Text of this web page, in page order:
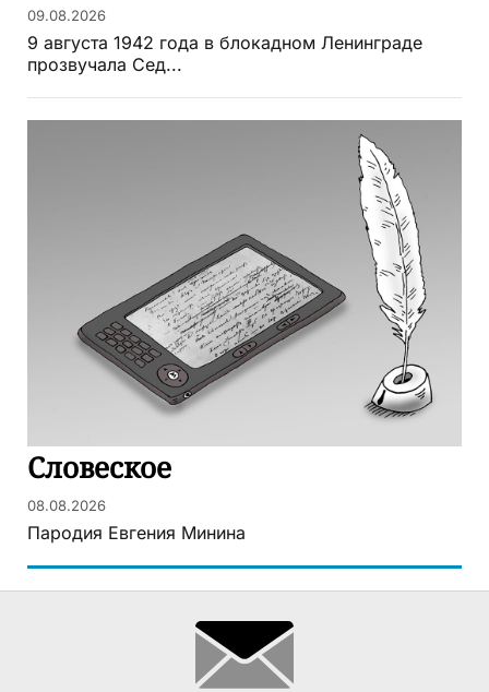
09.08.2026
9 августа 1942 года в блокадном Ленинграде
прозвучала Сед...
Словеское
08.08.2026
Пародия Евгения Минина